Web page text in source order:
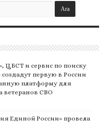
ЦБСТ и сервис по поиску
создадут первую в России
платформу для
ветеранов СВО
Единой России» провела